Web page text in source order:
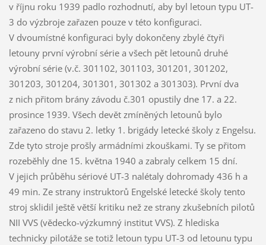
v říjnu roku 1939 padlo rozhodnutí, aby byl letoun typu UT-
3 do výzbroje zařazen pouze v této konfiguraci.
V dvoumístné konfiguraci byly dokončeny zbylé čtyři
letouny první výrobní série a všech pět letounů druhé
výrobní série (v.č. 301102, 301103, 301201, 301202,
301203, 301204, 301301, 301302 a 301303). První dva
z nich přitom brány závodu č.301 opustily dne 17. a 22.
prosince 1939. Všech devět zmíněných letounů bylo
zařazeno do stavu 2. letky 1. brigády letecké školy z Engelsu.
Zde tyto stroje prošly armádními zkouškami. Ty se přitom
rozeběhly dne 15. května 1940 a zabraly celkem 15 dní.
V jejich průběhu sériové UT-3 nalétaly dohromady 436 h a
49 min. Ze strany instruktorů Engelské letecké školy tento
stroj sklidil ještě větší kritiku než ze strany zkušebních pilotů
NII VVS (vědecko-výzkumný institut VVS). Z hlediska
technicky pilotáže se totiž letoun typu UT-3 od letounu typu